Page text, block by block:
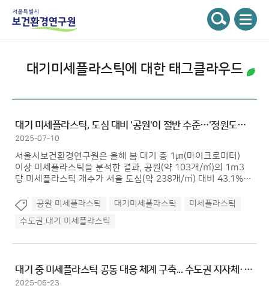
검색
대기미세플라스틱에 대한 태그클라우드
대기 미세플라스틱, 도심 대비 '공원'이 절반 수준…'정원도시 서울'...
2025-07-10
서울시보건환경연구원은 올해 봄 대기 중 1㎛(마이크로미터)
이상 미세플라스틱을 분석한 결과, 공원(약 103개/㎥)의 1m3
당 미세플라스틱 개수가 서울 도심(약 238개/㎥) 대비 43.1%
공원 미세플라스틱 대기미세플라스틱
미세플라스틱
수도권 대기 미세플라스틱
대기 중 미세플라스틱 공동 대응 체계 구축... 수도권 지자체·중앙정...
2025-06-23